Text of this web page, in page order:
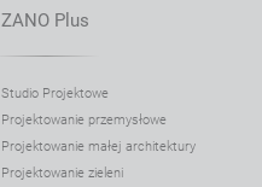
ZANO Plus
Studio Projektowe
Projektowanie przemysłowe
Projektowanie małej architektury
Projektowanie zieleni